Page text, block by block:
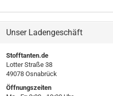
Unser Ladengeschäft
Stofftanten.de
Lotter Straße 38
49078 Osnabrück
Öffnungszeiten